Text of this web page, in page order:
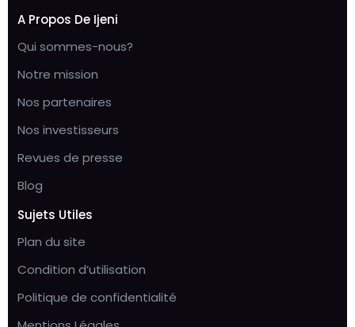
A Propos De Ijeni
Qui sommes-nous?
Notre mission
Nos partenaires
Nos investisseurs
Revues de presse
Blog
Sujets Utiles
Plan du site
Condition d’utilisation
Politique de confidentialité